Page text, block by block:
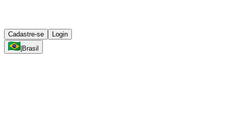
Cadastre-se
Login
Brasil